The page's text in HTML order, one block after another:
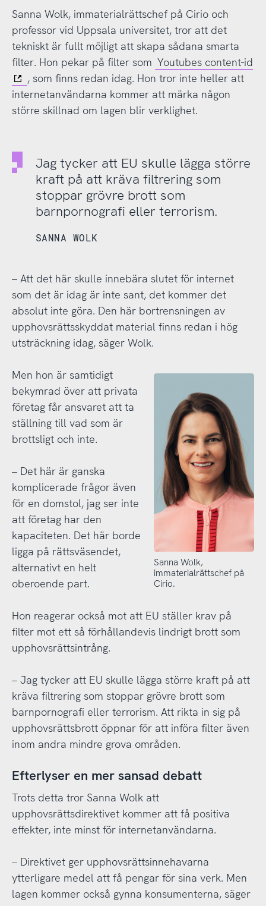
Sanna Wolk, immaterialrättschef på Cirio och
professor vid Uppsala universitet, tror att det
tekniskt är fullt möjligt att skapa sådana smarta
filter. Hon pekar på filter som Youtubes content-id
, som finns redan idag. Hon tror inte heller att
internetanvändarna kommer att märka någon
större skillnad om lagen blir verklighet.
Jag tycker att EU skulle lägga större
kraft på att kräva filtrering som
stoppar grövre brott som
barnpornografi eller terrorism.
SANNA WOLK
– Att det här skulle innebära slutet för internet
som det är idag är inte sant, det kommer det
absolut inte göra. Den här bortrensningen av
upphovsrättsskyddat material finns redan i hög
utsträckning idag, säger Wolk.
Sanna Wolk,
immaterialrättschef på
Cirio.
Men hon är samtidigt
bekymrad över att privata
företag får ansvaret att ta
ställning till vad som är
brottsligt och inte.
– Det här är ganska
komplicerade frågor även
för en domstol, jag ser inte
att företag har den
kapaciteten. Det här borde
ligga på rättsväsendet,
alternativt en helt
oberoende part.
Hon reagerar också mot att EU ställer krav på
filter mot ett så förhållandevis lindrigt brott som
upphovsrättsintrång.
– Jag tycker att EU skulle lägga större kraft på att
kräva filtrering som stoppar grövre brott som
barnpornografi eller terrorism. Att rikta in sig på
upphovsrättsbrott öppnar för att införa filter även
inom andra mindre grova områden.
Efterlyser en mer sansad debatt
Trots detta tror Sanna Wolk att
upphovsrättsdirektivet kommer att få positiva
effekter, inte minst för internetanvändarna.
– Direktivet ger upphovsrättsinnehavarna
ytterligare medel att få pengar för sina verk. Men
lagen kommer också gynna konsumenterna, säger